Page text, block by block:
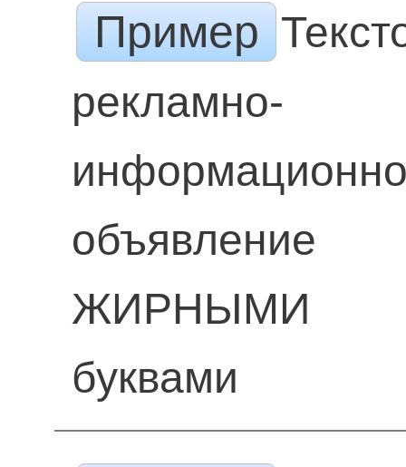
Пример
рекламно-
объявление
ЖИРНЫМИ
буквами